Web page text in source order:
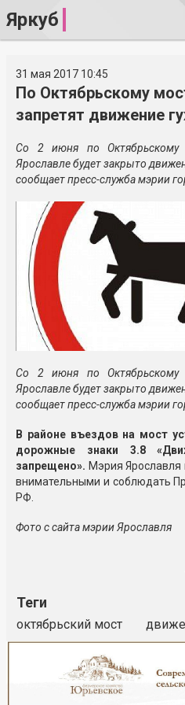
Яркуб
31 мая 2017 10:45
По Октябрьскому
запретят движение
Со 2 июня по Октябрьскому
Ярославле будет закрыто
сообщает пресс-служба мэрии
Со 2 июня по Октябрьскому
Ярославле будет закрыто
сообщает пресс-служба мэрии
В районе въездов на мост
дорожные знаки 3.8
запрещено». Мэрия Ярославля
внимательными и соблюдать
РФ.​
Фото с сайта мэрии Ярославля
Теги
октябрьский мост